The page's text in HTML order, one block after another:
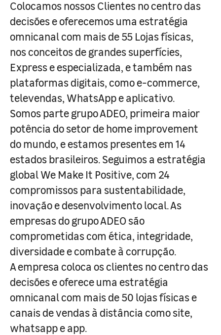
Colocamos nossos Clientes no centro das
decisões e oferecemos uma estratégia
omnicanal com mais de 55 Lojas físicas,
nos conceitos de grandes superfícies,
Express e especializada, e também nas
plataformas digitais, como e-commerce,
televendas, WhatsApp e aplicativo.
Somos parte grupo ADEO, primeira maior
potência do setor de home improvement
do mundo, e estamos presentes em 14
estados brasileiros. Seguimos a estratégia
global We Make It Positive, com 24
compromissos para sustentabilidade,
inovação e desenvolvimento local. As
empresas do grupo ADEO são
comprometidas com ética, integridade,
diversidade e combate à corrupção.
A empresa coloca os clientes no centro das
decisões e oferece uma estratégia
omnicanal com mais de 50 lojas físicas e
canais de vendas à distância como site,
whatsapp e app.